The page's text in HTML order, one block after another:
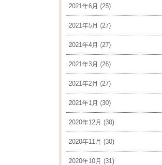
2021年6月 (25)
2021年5月 (27)
2021年4月 (27)
2021年3月 (26)
2021年2月 (27)
2021年1月 (30)
2020年12月 (30)
2020年11月 (30)
2020年10月 (31)